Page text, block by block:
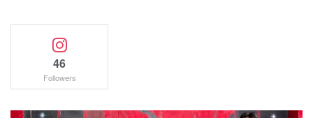
46
Followers